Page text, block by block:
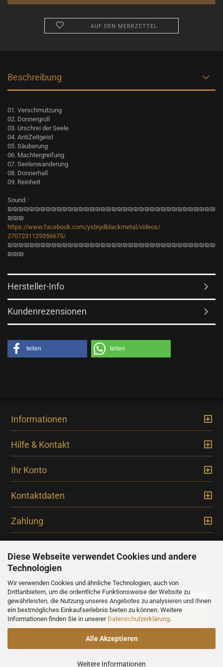
Diese Webseite verwendet Cookies und andere
Technologien
Wir verwenden Cookies und ähnliche Technologien, auch von
Drittanbietern, um die ordentliche Funktionsweise der Website zu
gewährleisten, die Nutzung unseres Angebotes zu analysieren und Ihnen
ein bestmögliches Einkaufserlebnis bieten zu können. Weitere
Informationen finden Sie in unserer Datenschutzerklärung.
Alle Akzeptieren
Weitere Informationen
AUF DEN MERKZETTEL
Beschreibung
01. Verschmutzung
02. Donnergroll
03. Urschrei der Seele
04. AntiZeitgeist
05. Säuberung
06. Machtergreifung
07. Seelenwanderung
08. Donnerhall
09. Reinheit
Sound :
₪₪₪₪₪₪₪₪₪₪₪₪₪₪₪₪₪₪₪₪₪₪₪₪₪₪₪₪₪₪₪₪₪₪₪₪₪₪
₪₪₪
https://www.facebook.com/ysbrydblackmetal/videos/
2707231129356675/
₪₪₪₪₪₪₪₪₪₪₪₪₪₪₪₪₪₪₪₪₪₪₪₪₪₪₪₪₪₪₪₪₪₪₪₪₪₪
₪₪₪
Hersteller-Info
Kundenrezensionen
teilen teilen
Informationen
Hilfe & Kontakt
Ihr Konto
Kontaktdaten
Zahlung
Newsletter
Alle Preise verstehen sich inklusive der gesetzlichen Mehrwertsteuer,